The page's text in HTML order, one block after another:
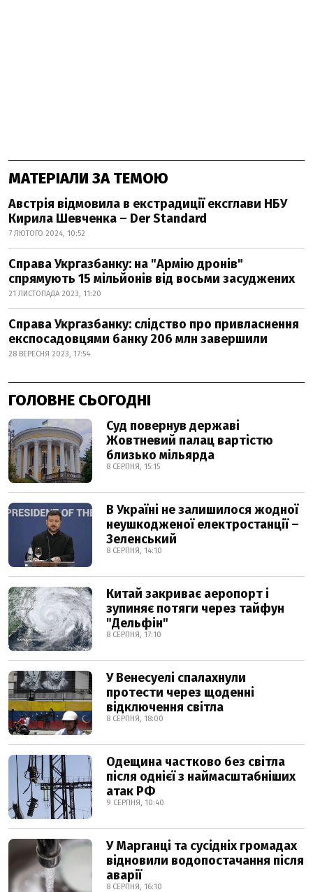
МАТЕРІАЛИ ЗА ТЕМОЮ
Австрія відмовила в екстрадиції ексглави НБУ
Кирила Шевченка – Der Standard
7 ЛЮТОГО 2024, 10:52
Справа Укргазбанку: на "Армію дронів"
спрямують 15 мільйонів від восьми засуджених
21 ЛИСТОПАДА 2023, 11:20
Справа Укргазбанку: слідство про привласнення
експосадовцями банку 206 млн завершили
28 ВЕРЕСНЯ 2023, 17:54
ГОЛОВНЕ СЬОГОДНІ
Суд повернув державі
Жовтневий палац вартістю
близько мільярда
8 СЕРПНЯ, 15:15
В Україні не залишилося жодної
неушкодженої електростанції –
Зеленський
8 СЕРПНЯ, 14:10
Китай закриває аеропорт і
зупиняє потяги через тайфун
"Дельфін"
8 СЕРПНЯ, 17:10
У Венесуелі спалахнули
протести через щоденні
відключення світла
8 СЕРПНЯ, 18:00
Одещина частково без світла
після однієї з наймасштабніших
атак РФ
9 СЕРПНЯ, 10:40
У Марганці та сусідніх громадах
відновили водопостачання після
аварії
8 СЕРПНЯ, 16:10